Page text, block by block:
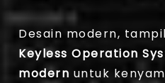
Desain modern,
Keyless Operation
modern untuk